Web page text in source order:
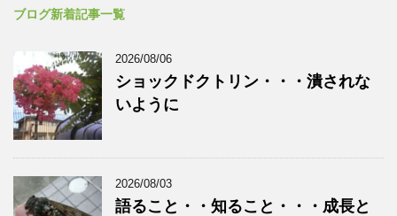
ブログ新着記事一覧
2026/08/06
ショックドクトリン・・・潰されな
いように
2026/08/03
語ること・・知ること・・・成長と